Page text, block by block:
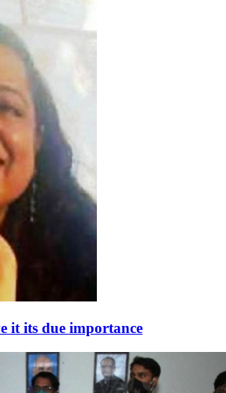
it its due importance